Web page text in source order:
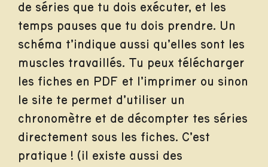
de séries que tu dois exécuter, et les
temps pauses que tu dois prendre. Un
schéma t’indique aussi qu’elles sont les
muscles travaillés. Tu peux télécharger
les fiches en PDF et l’imprimer ou sinon
le site te permet d’utiliser un
chronomètre et de décompter tes séries
directement sous les fiches. C’est
pratique ! (il existe aussi des